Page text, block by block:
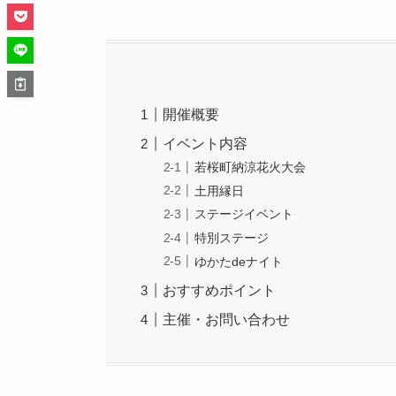
開催概要
イベント内容
若桜町納涼花火大会
土用縁日
ステージイベント
特別ステージ
ゆかたdeナイト
おすすめポイント
主催・お問い合わせ